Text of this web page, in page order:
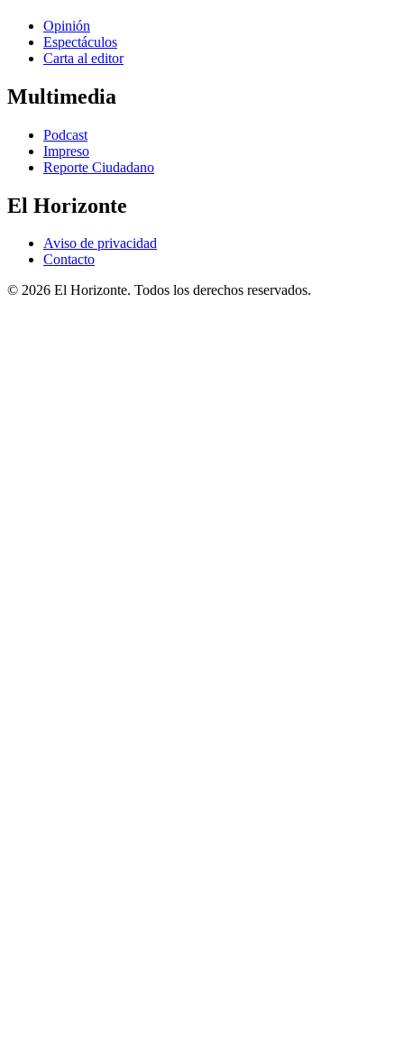
Opinión
Espectáculos
Carta al editor
Multimedia
Podcast
Impreso
Reporte Ciudadano
El Horizonte
Aviso de privacidad
Contacto
© 2026 El Horizonte. Todos los derechos reservados.